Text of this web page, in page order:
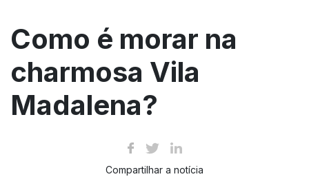
Como é morar na
charmosa Vila
Madalena?
Compartilhar a notícia